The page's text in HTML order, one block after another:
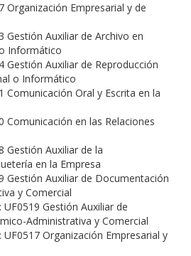
Organización Empresarial y de
Gestión Auxiliar de Archivo en
Informático
Gestión Auxiliar de Reproducción
o Informático
Comunicación Oral y Escrita en la
Comunicación en las Relaciones
Gestión Auxiliar de la
en la Empresa
Gestión Auxiliar de Documentación
y Comercial
Gestión Auxiliar de
Administrativa y Comercial
Organización Empresarial y